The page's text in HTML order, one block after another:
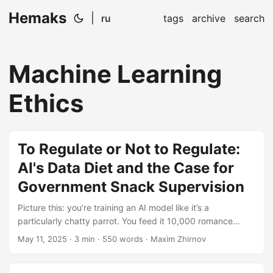
Hemaks ru tags archive search
Machine Learning
Ethics
To Regulate or Not to Regulate:
AI's Data Diet and the Case for
Government Snack Supervision
Picture this: you’re training an AI model like it’s a
particularly chatty parrot. You feed it 10,000 romance
novels, and suddenly it starts spitting sonnets. Give it
May 11, 2025 · 3 min · 550 words · Maxim Zhirnov